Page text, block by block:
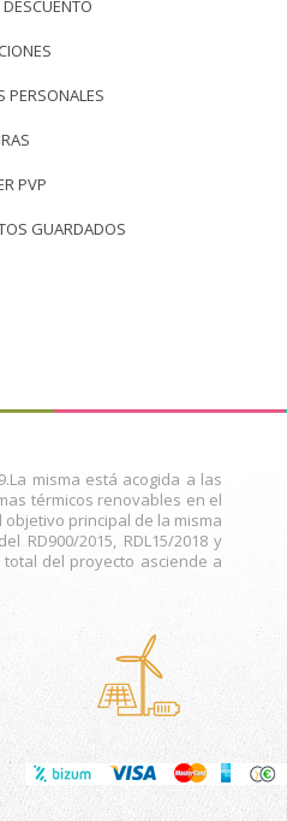
PERSONALES
PVP
GUARDADOS
misma está acogida a las
térmicos renovables en el
objetivo principal de la misma
2015, RDL15/2018 y
total del proyecto asciende a